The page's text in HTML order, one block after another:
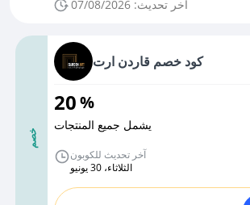
اخر تحديث: 07/08/2026
خصم
كود خصم قاردن ارت
20%
يشمل جميع المنتجات
آخر تحديث للكوبون
الثلاثاء، 30 يونيو